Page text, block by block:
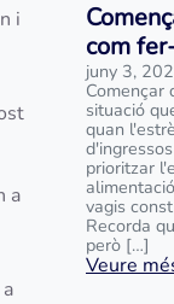
i
a
com
juny 3,
Començar
situació
quan
prioritzar
vagis
Recorda
però […]
Veure